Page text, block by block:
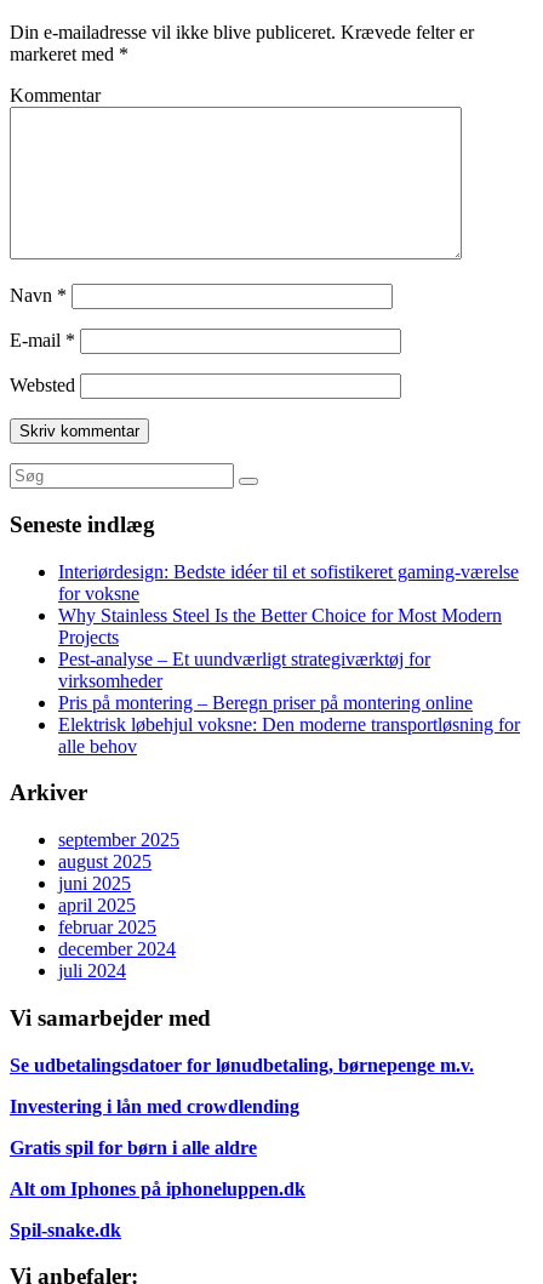
Din e-mailadresse vil ikke blive publiceret. Krævede felter er
markeret med *
Kommentar
Navn *
E-mail *
Websted
Seneste indlæg
Interiørdesign: Bedste idéer til et sofistikeret gaming-værelse
for voksne
Why Stainless Steel Is the Better Choice for Most Modern
Projects
Pest-analyse – Et uundværligt strategiværktøj for
virksomheder
Pris på montering – Beregn priser på montering online
Elektrisk løbehjul voksne: Den moderne transportløsning for
alle behov
Arkiver
september 2025
august 2025
juni 2025
april 2025
februar 2025
december 2024
juli 2024
Vi samarbejder med
Se udbetalingsdatoer for lønudbetaling, børnepenge m.v.
Investering i lån med crowdlending
Gratis spil for børn i alle aldre
Alt om Iphones på iphoneluppen.dk
Spil-snake.dk
Vi anbefaler: